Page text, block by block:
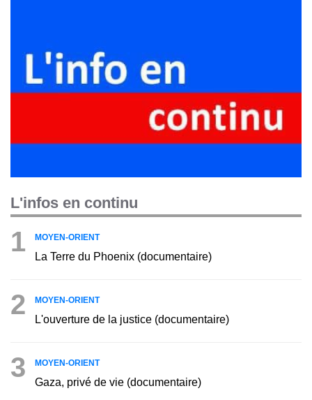
L'infos en continu
1 MOYEN-ORIENT
La Terre du Phoenix (documentaire)
2 MOYEN-ORIENT
L'ouverture de la justice (documentaire)
3 MOYEN-ORIENT
Gaza, privé de vie (documentaire)